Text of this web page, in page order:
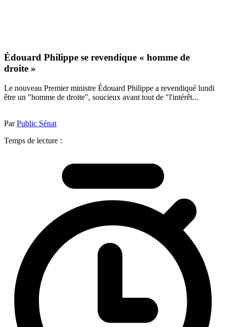
Édouard Philippe se revendique « homme de
droite »
Le nouveau Premier ministre Édouard Philippe a revendiqué lundi
être un "homme de droite", soucieux avant tout de "l'intérêt...
ParPublic Sénat
Temps de lecture :